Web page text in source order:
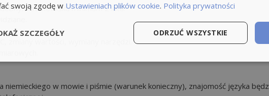
stanowisku minimum 2 lata.
zmiany wartości, wymiany narzędzi.
niemieckiego w mowie i piśmie (warunek konieczny), znajomość języka
swoją zgodę w Ustawieniach plików cookie. Polityka prywatności
ODRZUĆ WSZYSTKIE
SZCZEGÓŁY